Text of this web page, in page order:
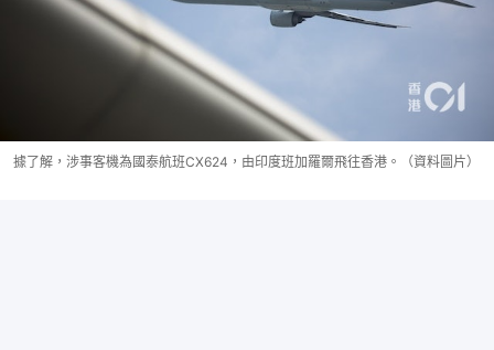
據了解，涉事客機為國泰航班CX624，由印度班加羅爾飛往香港。（資料圖片）